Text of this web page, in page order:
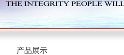
产品展示